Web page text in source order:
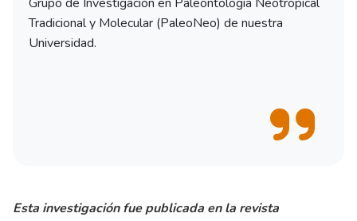
Tradicional y Molecular (PaleoNeo) de nuestra
Universidad.
Esta investigación fue publicada en la revista